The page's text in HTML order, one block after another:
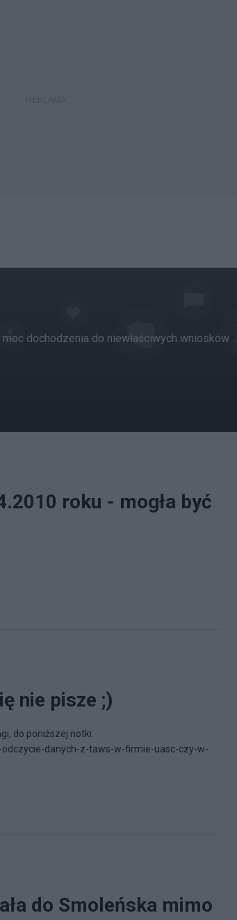
dochodzenia do niewłaściwych
roku - mogła być
nie pisze ;)
do poniższej notki:
danych-z-taws-w-firmie-uasc-czy-w-
do Smoleńska mimo